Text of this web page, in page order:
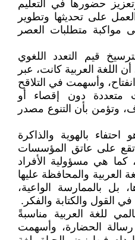
وتعزيز حضورها في التعليم
على تحديثها وتطوير
مواكبة متطلبات العصر
قيم التعدد اللغوي
اللغة العربية كانت، عبر
وأسهمت في التلاقح
متعددة دون إقصاء أو
وتؤمن بأن التنوع مصدر
احتفاء بالهوية والذاكرة
تقع على عاتق المؤسسات
كما هي مسؤولية الأفراد
العربية والمحافظة عليها
بل بالممارسة الواعية،
في القول والكتابة والفكر.
للغة العربية مناسبةً
الحضارة، وأسهمت